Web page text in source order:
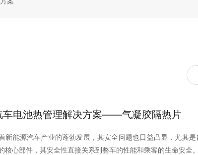
车电池热管理解决方案——气凝胶隔热片
新能源汽车产业的蓬勃发展，其安全问题也日益凸显，尤其
核心部件，其安全性直接关系到整车的性能和乘客的生命安全